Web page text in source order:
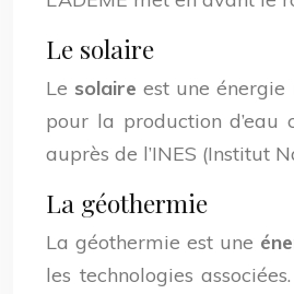
Le solaire
Le solaireest une
pour la production d’eau
auprès de l’INES (Institut
La géothermie
La géothermie est une
les technologies